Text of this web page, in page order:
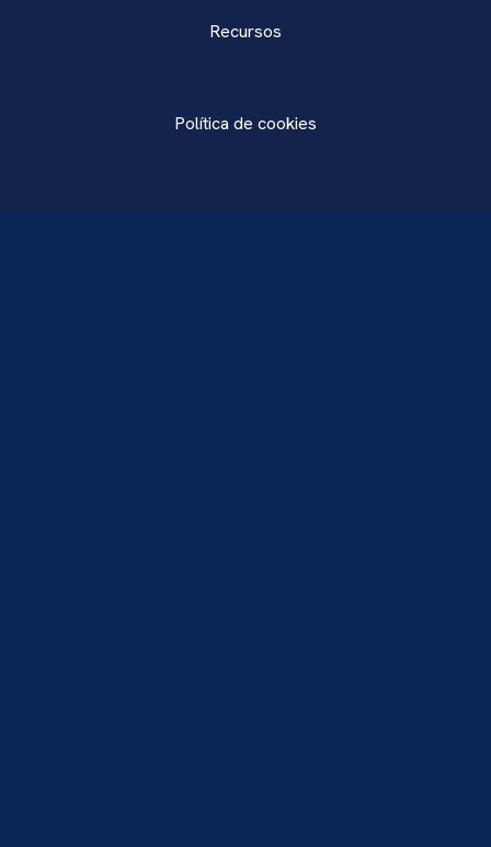
Recursos
Política de cookies